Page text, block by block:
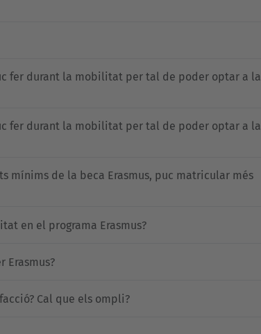
fer durant la mobilitat per tal de poder optar a la
fer durant la mobilitat per tal de poder optar a la
de la beca Erasmus, puc matricular més
en el programa Erasmus?
Erasmus?
Cal que els ompli?